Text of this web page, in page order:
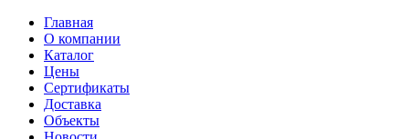
Главная
О компании
Каталог
Цены
Сертификаты
Доставка
Объекты